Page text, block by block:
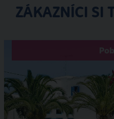
ZÁKAZNÍCI SI